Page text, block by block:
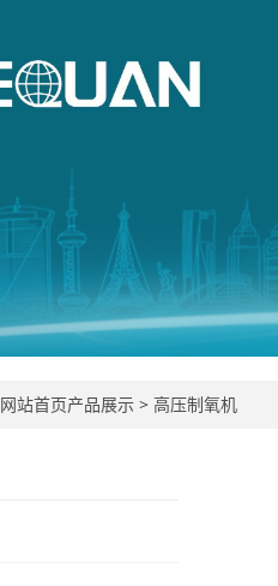
网站首页产品展示 > 高压制氧机